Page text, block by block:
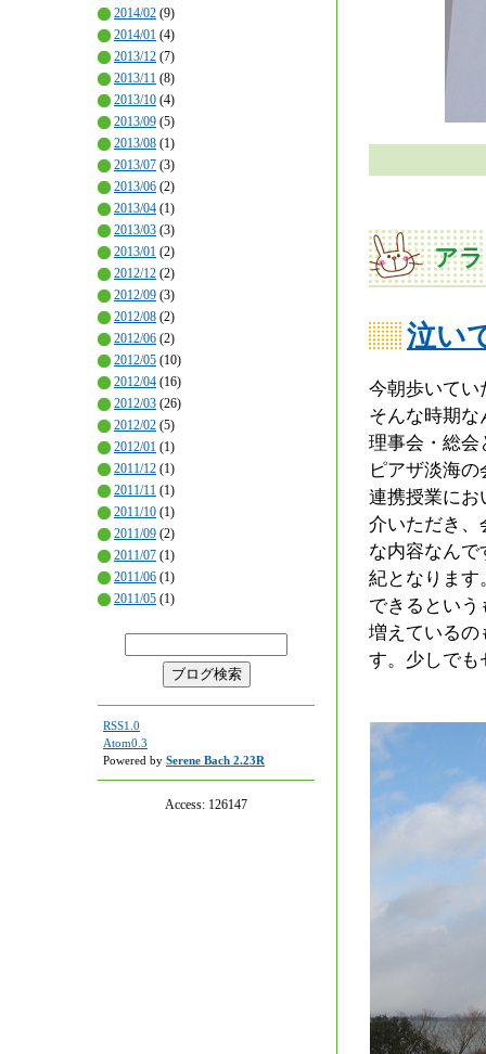
2014/02 (9)
2014/01 (4)
2013/12 (7)
2013/11 (8)
2013/10 (4)
2013/09 (5)
2013/08 (1)
2013/07 (3)
2013/06 (2)
2013/04 (1)
2013/03 (3)
2013/01 (2)
2012/12 (2)
2012/09 (3)
2012/08 (2)
2012/06 (2)
2012/05 (10)
2012/04 (16)
2012/03 (26)
2012/02 (5)
2012/01 (1)
2011/12 (1)
2011/11 (1)
2011/10 (1)
2011/09 (2)
2011/07 (1)
2011/06 (1)
2011/05 (1)
RSS1.0
Atom0.3
Powered by Serene Bach 2.23R
Access: 126147
ア
泣い
今朝歩いてい
そんな時期
理事会・総会
ピアザ淡海
連携授業にお
介いただき、
な内容なんで
紀となります
できるとい
増えているの
す。少しでも